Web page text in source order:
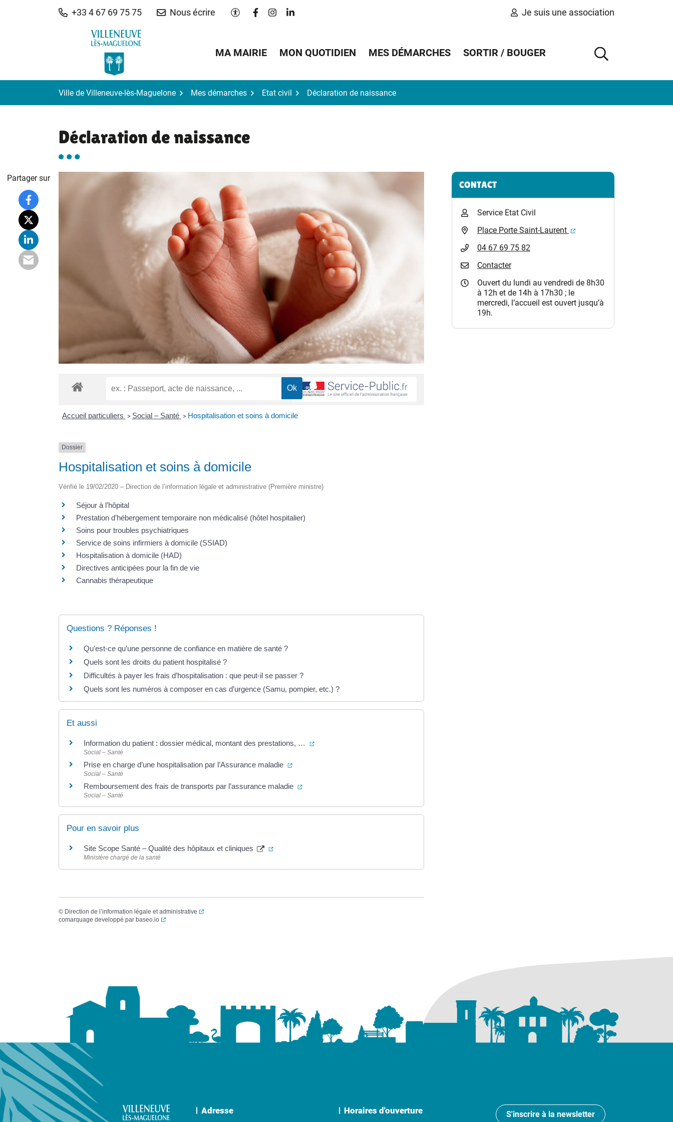
+33 4 67 69 75 75 Nous écrire Paramètres d'accessibilité
Lien vers le compte Facebook
Lien vers le compte Instagram
Lien vers le compte Linkedin Je suis une association
MA MAIRIE MON QUOTIDIEN MES DÉMARCHES SORTIR / BOUGER
AFFICHER
Ville de Villeneuve-lès-Maguelone Mes démarches Etat civil Déclaration de naissance
Déclaration de naissance
Accueil particuliers > Social – Santé > Hospitalisation et soins à domicile
Dossier
Hospitalisation et soins à domicile
Vérifié le 19/02/2020 – Direction de l’information légale et administrative (Première ministre)
Séjour à l’hôpital
Prestation d’hébergement temporaire non médicalisé (hôtel hospitalier)
Soins pour troubles psychiatriques
Service de soins infirmiers à domicile (SSIAD)
Hospitalisation à domicile (HAD)
Directives anticipées pour la fin de vie
Cannabis thérapeutique
Questions ? Réponses !
Qu’est-ce qu’une personne de confiance en matière de santé ?
Quels sont les droits du patient hospitalisé ?
Difficultés à payer les frais d’hospitalisation : que peut-il se passer ?
Quels sont les numéros à composer en cas d’urgence (Samu, pompier, etc.) ?
Et aussi
Information du patient : dossier médical, montant des prestations, … (ouverture dans un nouvel onglet)
Social – Santé
Prise en charge d’une hospitalisation par l’Assurance maladie (ouverture dans un nouvel onglet)
Social – Santé
Remboursement des frais de transports par l’assurance maladie (ouverture dans un nouvel onglet)
Social – Santé
Pour en savoir plus
Site Scope Santé – Qualité des hôpitaux et cliniques (ouverture dans un nouvel onglet)
Ministère chargé de la santé
© Direction de l’information légale et administrative
(ouverture dans un nouvel onglet)
comarquage developpé par baseo.io (ouverture dans un nouvel onglet)
Partager sur Informations complémentaires
CONTACT
Service Etat Civil
Place Porte Saint-Laurent
(ouverture dans un nouvel
04 67 69 75 82
Contacter
Ouvert du lundi au vendredi de 8h30
à 12h et de 14h à 17h30 ; le
mercredi, l’accueil est ouvert jusqu’à
19h.
Adresse Horaires d'ouverture S'inscrire à la newsletter